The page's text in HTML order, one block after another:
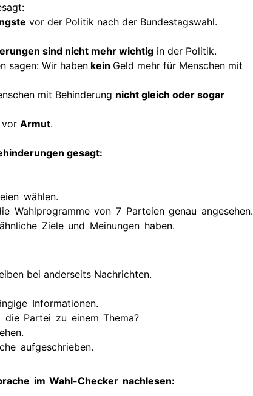
vor der Politik nach der Bundestagswahl.
sind nicht mehr wichtig in der Politik.
sagen: Wir haben kein Geld mehr für Menschen mit
mit Behinderung nicht gleich oder sogar
vor Armut.
gesagt:
wählen.
Wahlprogramme von 7 Parteien genau angesehen.
Ziele und Meinungen haben.
bei anderseits Nachrichten.
Informationen.
Partei zu einem Thema?
aufgeschrieben.
im Wahl-Checker nachlesen: